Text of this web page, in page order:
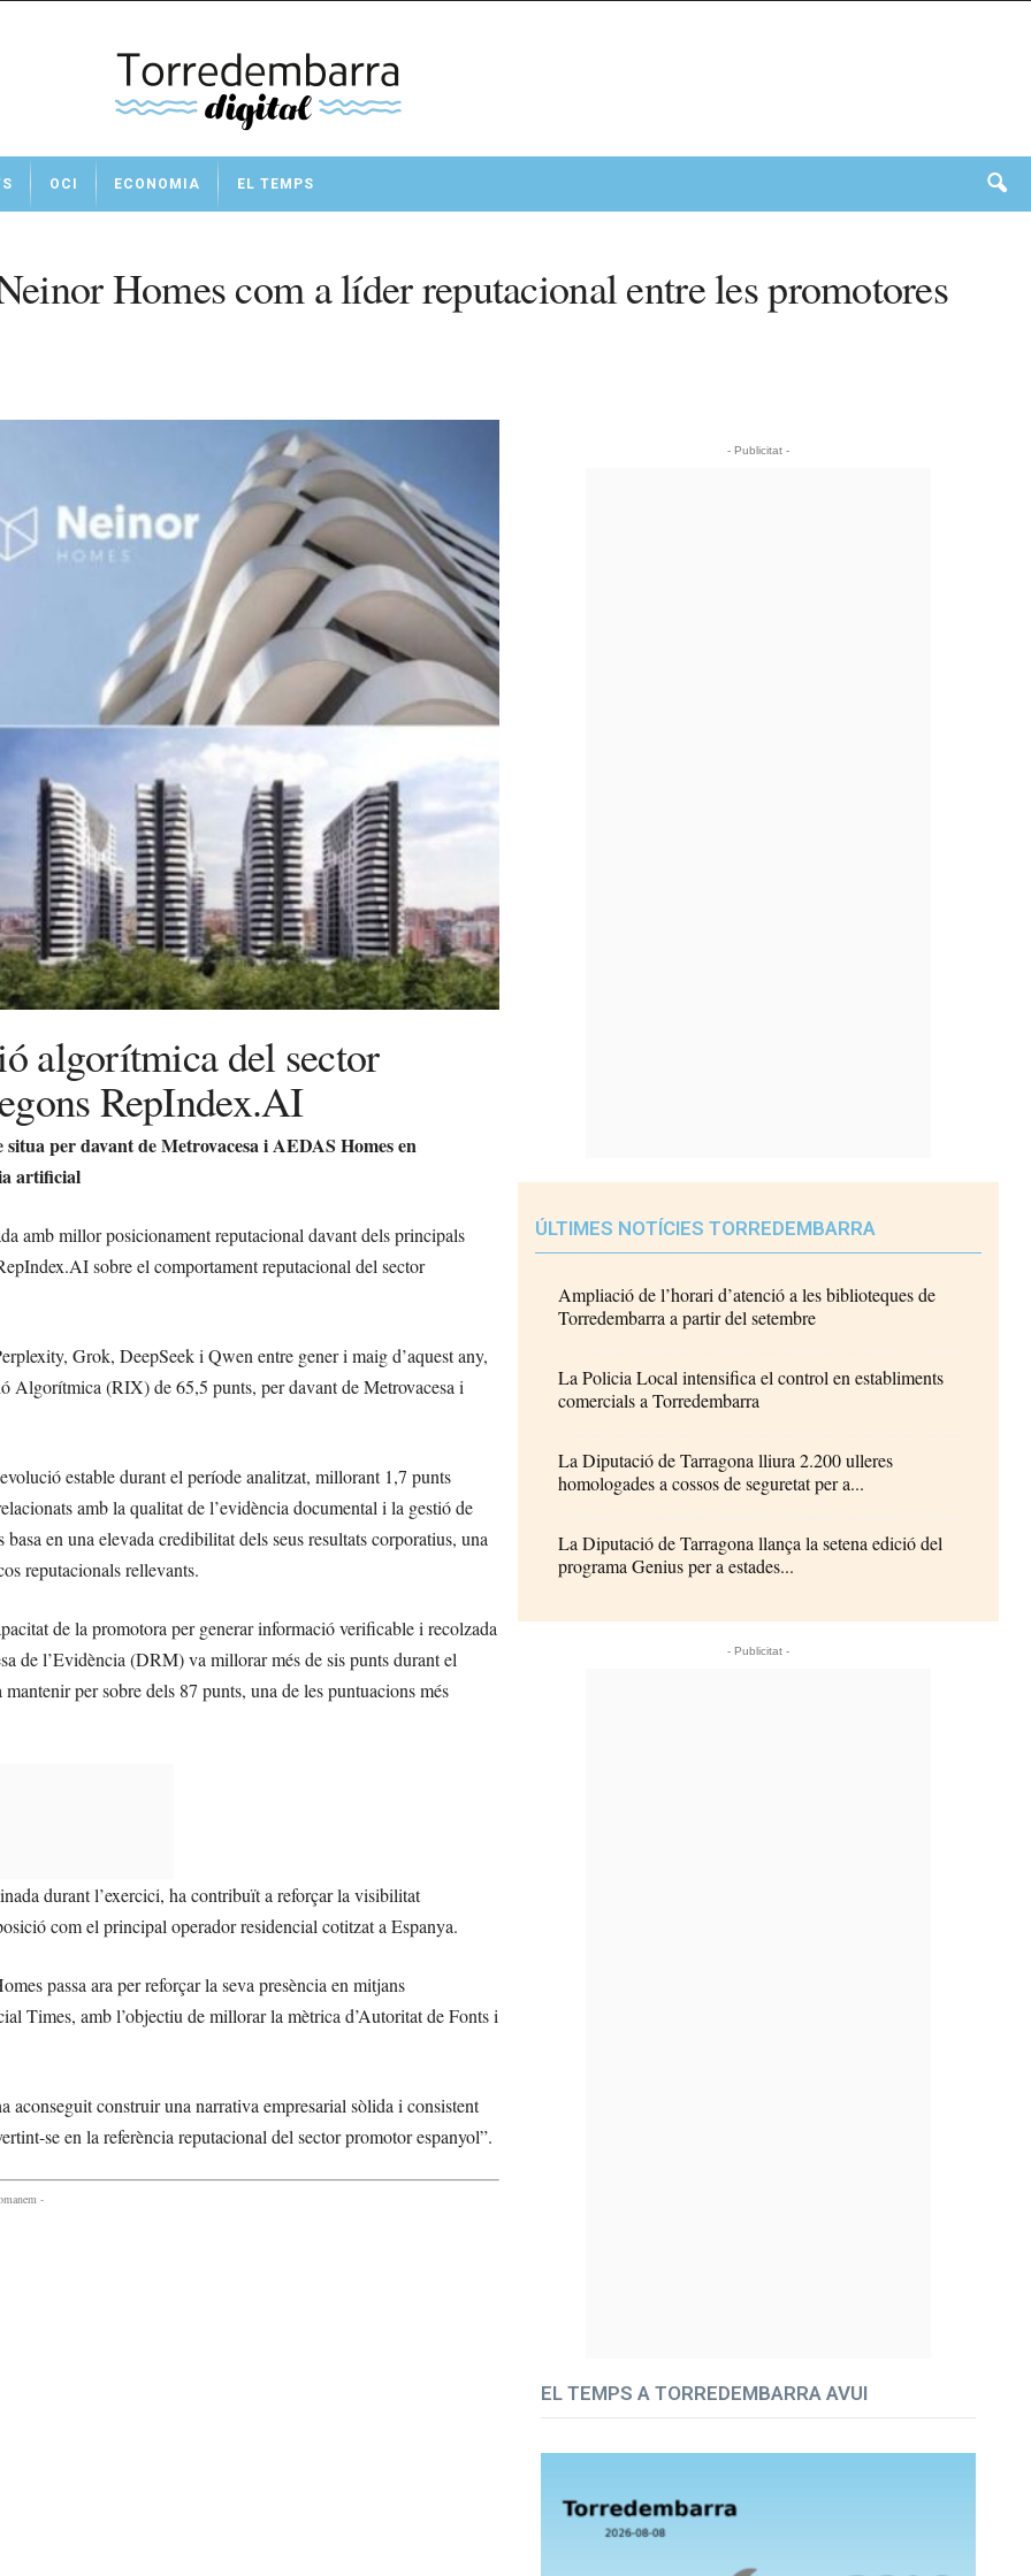
OCI ECONOMIA EL TEMPS
Homes com a líder reputacional entre les promotores
algorítmica del sector
RepIndex.AI
per davant de Metrovacesa i AEDAS Homes en
artificial
amb millor posicionament reputacional davant dels principals
sobre el comportament reputacional del sector
Grok, DeepSeek i Qwen entre gener i maig d’aquest any,
Algorítmica (RIX) de 65,5 punts, per davant de Metrovacesa i
estable durant el període analitzat, millorant 1,7 punts
amb la qualitat de l’evidència documental i la gestió de
en una elevada credibilitat dels seus resultats corporatius, una
reputacionals rellevants.
de la promotora per generar informació verificable i recolzada
de l’Evidència (DRM) va millorar més de sis punts durant el
per sobre dels 87 punts, una de les puntuacions més
durant l’exercici, ha contribuït a reforçar la visibilitat
com el principal operador residencial cotitzat a Espanya.
passa ara per reforçar la seva presència en mitjans
Times, amb l’objectiu de millorar la mètrica d’Autoritat de Fonts i
construir una narrativa empresarial sòlida i consistent
se en la referència reputacional del sector promotor espanyol”.
-
- Publicitat -
ÚLTIMES NOTÍCIES TORREDEMBARRA
Ampliació de l’horari d’atenció a les biblioteques de
Torredembarra a partir del setembre
La Policia Local intensifica el control en establiments
comercials a Torredembarra
La Diputació de Tarragona lliura 2.200 ulleres
homologades a cossos de seguretat per a...
La Diputació de Tarragona llança la setena edició del
programa Genius per a estades...
- Publicitat -
EL TEMPS A TORREDEMBARRA AVUI